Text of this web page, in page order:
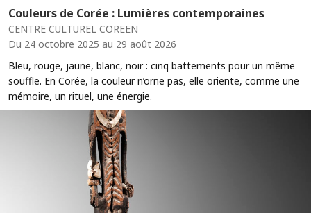
Couleurs de Corée : Lumières contemporaines
CENTRE CULTUREL COREEN
Du 24 octobre 2025 au 29 août 2026
Bleu, rouge, jaune, blanc, noir : cinq battements pour un même
souffle. En Corée, la couleur n’orne pas, elle oriente, comme une
mémoire, un rituel, une énergie.